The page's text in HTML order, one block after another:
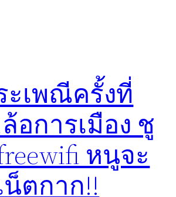
เพณีครั้งที่
อการเมือง ชู
หนูจะ
ตกาก!!